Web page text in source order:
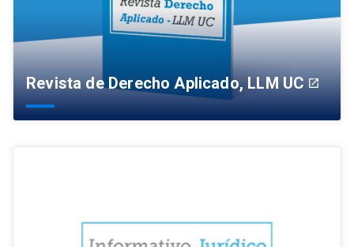
Revista de Derecho Aplicado, LLM UC launch